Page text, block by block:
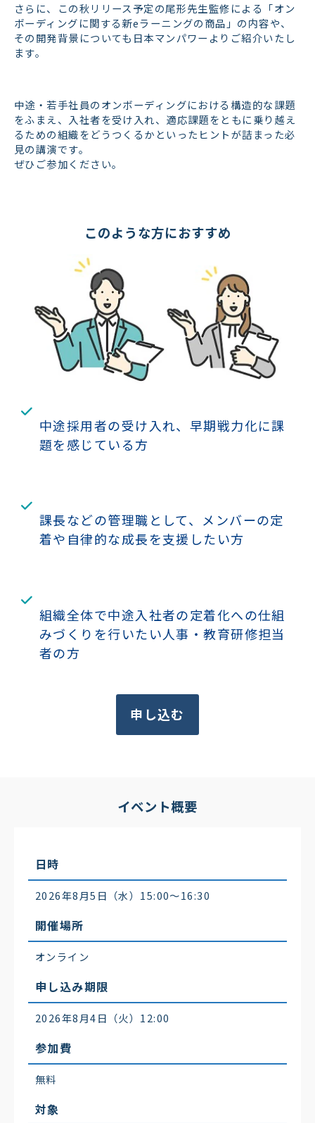
さらに、この秋リリース予定の尾形先生監修による「オン
ボーディングに関する新eラーニングの商品」の内容や、
その開発背景についても日本マンパワーよりご紹介いたし
ます。
中途・若手社員のオンボーディングにおける構造的な課題
をふまえ、入社者を受け入れ、適応課題をともに乗り越え
るための組織をどうつくるかといったヒントが詰まった必
見の講演です。
ぜひご参加ください。
このような方におすすめ
中途採用者の受け入れ、早期戦力化に課
題を感じている方
課長などの管理職として、メンバーの定
着や自律的な成長を支援したい方
組織全体で中途入社者の定着化への仕組
みづくりを行いたい人事・教育研修担当
者の方
申し込む
イベント概要
日時
2026年8月5日（水）15:00〜16:30
開催場所
オンライン
申し込み期限
2026年8月4日（火）12:00
参加費
無料
対象